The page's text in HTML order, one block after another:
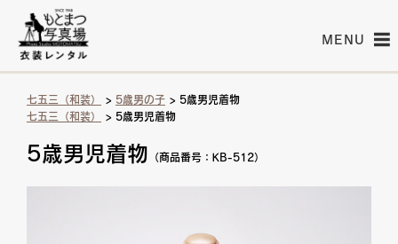
MENU
七五三（和装） > 5歳男の子 > 5歳男児着物
七五三（和装）
> 5歳男児着物
5歳男児着物 （商品番号：KB-512）